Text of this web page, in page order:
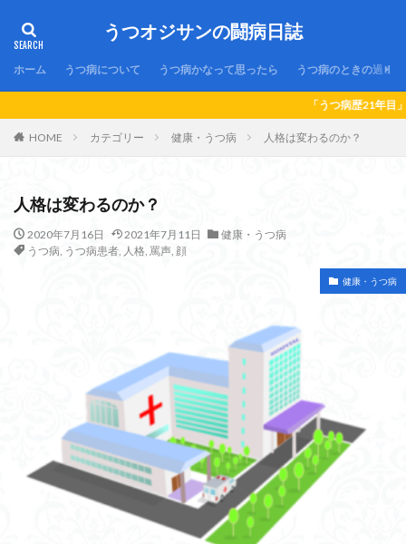
うつオジサンの闘病日誌
ホーム うつ病について うつ病かなって思ったら うつ病のときの過ご
「うつ病歴21年目」のオジサンの闘病
HOME カテゴリー 健康・うつ病 人格は変わるのか？
人格は変わるのか？
2020年7月16日 2021年7月11日
健康・うつ病
うつ病, うつ病患者, 人格, 罵声, 顔
健康・うつ病